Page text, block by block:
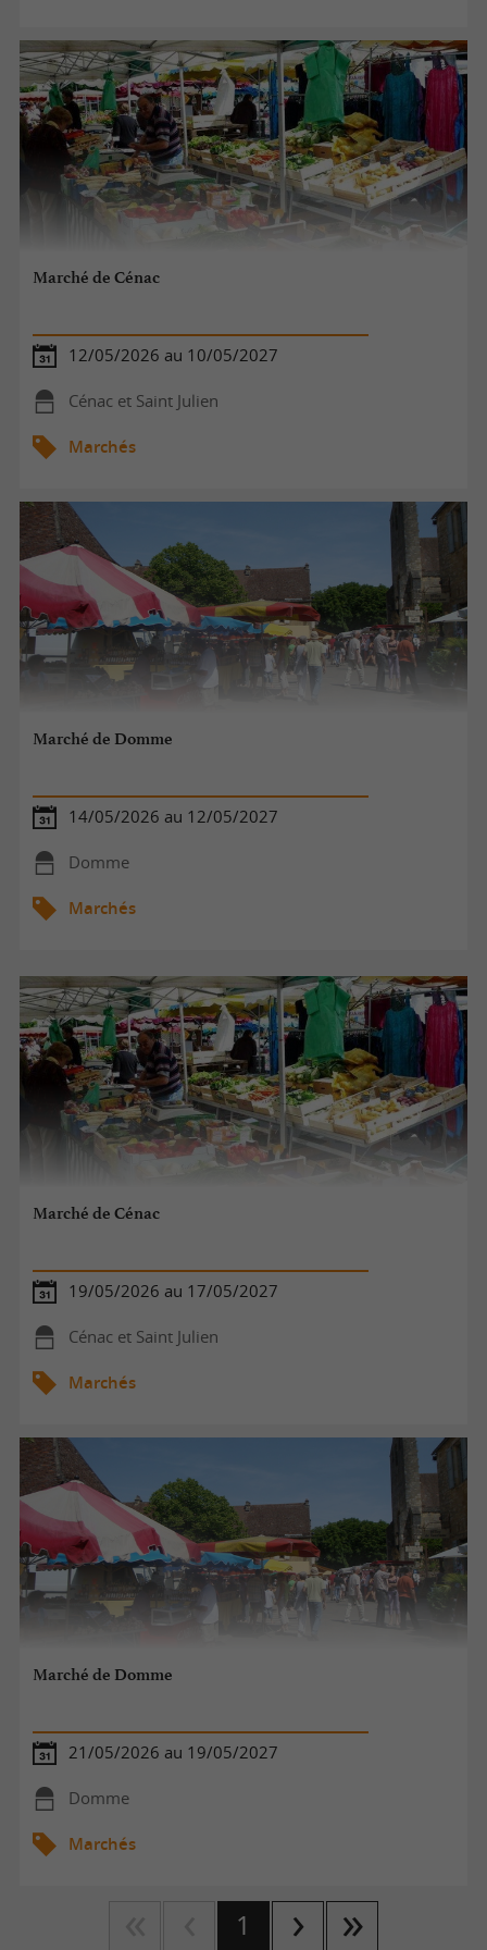
Marché de Cénac
12/05/2026 au 10/05/2027
Cénac et Saint Julien
Marchés
Marché de Domme
14/05/2026 au 12/05/2027
Domme
Marchés
Marché de Cénac
19/05/2026 au 17/05/2027
Cénac et Saint Julien
Marchés
Marché de Domme
21/05/2026 au 19/05/2027
Domme
Marchés
1